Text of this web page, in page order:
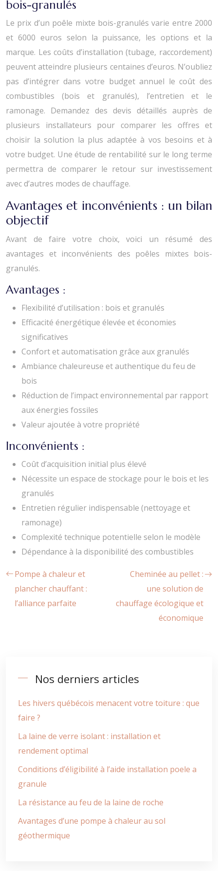
bois-granulés
Le prix d’un poêle mixte bois-granulés varie entre 2000
et 6000 euros selon la puissance, les options et la
marque. Les coûts d’installation (tubage, raccordement)
peuvent atteindre plusieurs centaines d’euros. N’oubliez
pas d’intégrer dans votre budget annuel le coût des
combustibles (bois et granulés), l’entretien et le
ramonage. Demandez des devis détaillés auprès de
plusieurs installateurs pour comparer les offres et
choisir la solution la plus adaptée à vos besoins et à
votre budget. Une étude de rentabilité sur le long terme
permettra de comparer le retour sur investissement
avec d’autres modes de chauffage.
Avantages et inconvénients : un bilan
objectif
Avant de faire votre choix, voici un résumé des
avantages et inconvénients des poêles mixtes bois-
granulés.
Avantages :
Flexibilité d’utilisation : bois et granulés
Efficacité énergétique élevée et économies
significatives
Confort et automatisation grâce aux granulés
Ambiance chaleureuse et authentique du feu de
bois
Réduction de l’impact environnemental par rapport
aux énergies fossiles
Valeur ajoutée à votre propriété
Inconvénients :
Coût d’acquisition initial plus élevé
Nécessite un espace de stockage pour le bois et les
granulés
Entretien régulier indispensable (nettoyage et
ramonage)
Complexité technique potentielle selon le modèle
Dépendance à la disponibilité des combustibles
Pompe à chaleur et
plancher chauffant :
l’alliance parfaite
Cheminée au pellet :
une solution de
chauffage écologique et
économique
Nos derniers articles
Les hivers québécois menacent votre toiture : que
faire ?
La laine de verre isolant : installation et
rendement optimal
Conditions d’éligibilité à l’aide installation poele a
granule
La résistance au feu de la laine de roche
Avantages d’une pompe à chaleur au sol
géothermique